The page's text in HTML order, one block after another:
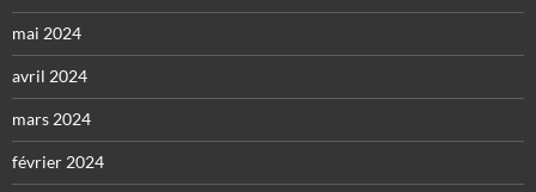
mai 2024
avril 2024
mars 2024
février 2024